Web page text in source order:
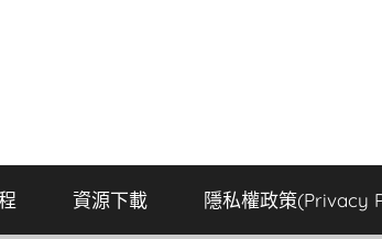
資源下載 隱私權政策(Privacy